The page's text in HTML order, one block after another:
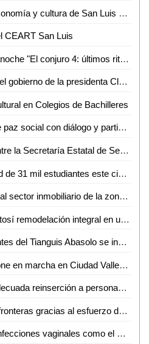
Fenapo 2025 impulsa la economía y cultura de San Luis Potosí
CEART San Luis
Función especial de medianoche "El conjuro 4: últimos ritos" en cineteca Alameda
Es positivo el primer año del gobierno de la presidenta Claudia Sheinbaum Pardo: hay estabilidad económica
en Colegios de Bachilleres
Gobierno estatal construye paz social con diálogo y participación ciudadana
Colaboración sin límites entre la Secretaría Estatal de Seguridad y la ONU: Jesús Juárez Hernández
COBACH alcanzará récord de 31 mil estudiantes este ciclo escolar
Vía alterna sur beneficiará al sector inmobiliario de la zona: AMPI
Realiza IMSS San Luis Potosí remodelación integral en unidades médicas de la zona huasteca
Alrededor de 32 comerciantes del Tianguis Abasolo se instalarán en la Hidalgo el 15 de septiembre
Plan hídrico nacional se pone en marcha en Ciudad Valles; buscan sanear río y garantizar agua de calidad
Estado protege y brinda adecuada reinserción a personas adultas mayores
Bordado náhuatl traspasa fronteras gracias al esfuerzo de artesanos
Clima cálido coloca a las infecciones vaginales como el mayor padecimiento en Ciudad Valles